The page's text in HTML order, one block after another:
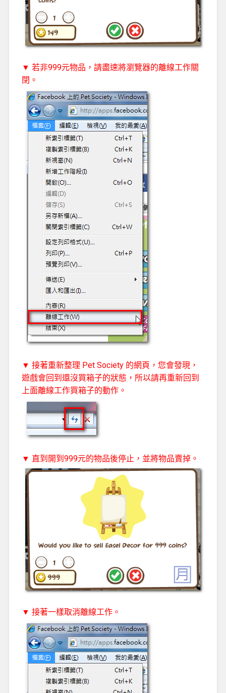
▼ 若非999元物品，請盡速將瀏覽器的離線工作關
閉。
▼ 接著重新整理 Pet Society 的網頁，您會發現，
遊戲會回到還沒買箱子的狀態，所以請再重新回到
上面離線工作買箱子的動作。
▼ 直到開到999元的物品後停止，並將物品賣掉。
▼ 接著一樣取消離線工作。